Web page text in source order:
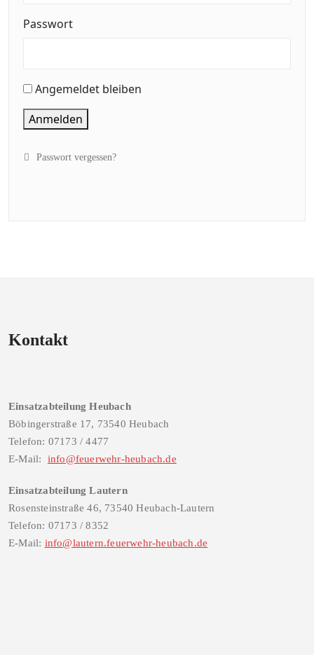
Passwort
Angemeldet bleiben
Anmelden
Passwort vergessen?
Kontakt
Einsatzabteilung Heubach
Böbingerstraße 17, 73540 Heubach
Telefon: 07173 / 4477
E-Mail: info@feuerwehr-heubach.de
Einsatzabteilung Lautern
Rosensteinstraße 46, 73540 Heubach-Lautern
Telefon: 07173 / 8352
E-Mail: info@lautern.feuerwehr-heubach.de